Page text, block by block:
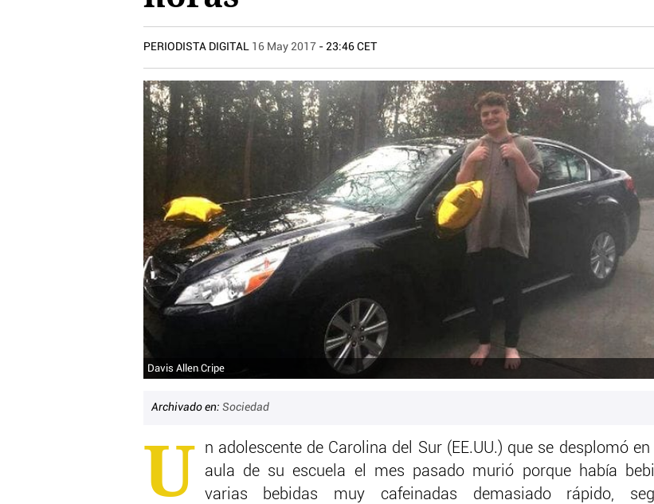
PERIODISTA DIGITAL 16 May 2017 - 23:46 CET
Davis Allen Cripe
Archivado en: Sociedad
U
n adolescente de Carolina del Sur (EE.UU.) que se desplomó en
aula de su escuela el mes pasado murió porque había
varias bebidas muy cafeinadas demasiado rápido,